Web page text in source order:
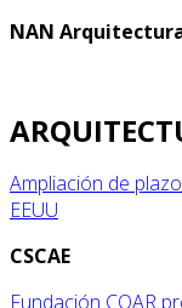
NAN
Ampliación de
EEUU
CSCAE
Fundación COAR